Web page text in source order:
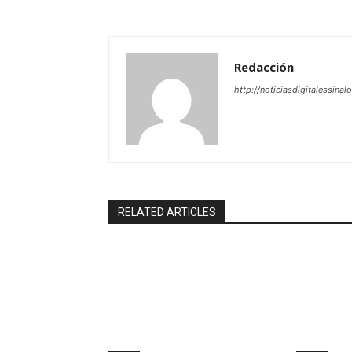
Redacción
http://
RELATED ARTICLES